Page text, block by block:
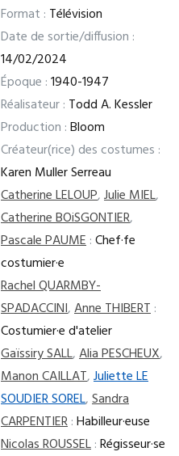
Format : Télévision
Date de sortie/diffusion :
14/02/2024
Époque :1940-1947
Réalisateur : Todd A. Kessler
Production :Bloom
Créateur(rice) des costumes :
Karen Muller Serreau
Catherine LELOUP,Julie MIEL,
Catherine BOiSGONTIER,
Pascale PAUME:Chef·fe
costumier·e
Rachel QUARMBY-
SPADACCINI,Anne THIBERT:
Costumier·e d'atelier
Gaïssiry SALL,Alia PESCHEUX,
Manon CAILLAT,Juliette LE
SOUDIER SOREL,Sandra
CARPENTIER:Habilleur·euse
Nicolas ROUSSEL:Régisseur·se